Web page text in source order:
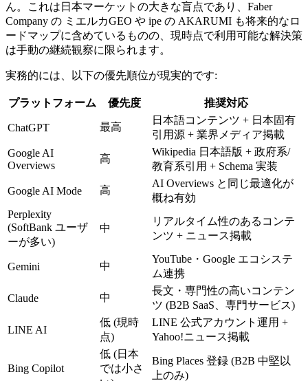
ん。これは日本マーケットの大きな盲点であり、Faber
Company の ミエルカGEO や ipe の AKARUMI も将来的なロ
ードマップに含めているものの、現時点で利用可能な解決策
は手動の継続観察に限られます。
実務的には、以下の優先順位が現実的です:
プラットフォーム 優先度 推奨対応
ChatGPT 最高
日本語コンテンツ + 日本固有
引用源 + 業界メディア掲載
Google AI
Overviews
高
Wikipedia 日本語版 + 政府系/
教育系引用 + Schema 実装
Google AI Mode 高
AI Overviews と同じ最適化が
概ね有効
Perplexity
(SoftBank ユーザ
ーが多い)
中
リアルタイム性のあるコンテ
ンツ + ニュース掲載
Gemini 中
YouTube・Google エコシステ
ム連携
Claude 中
長文・専門性の高いコンテン
ツ (B2B SaaS、専門サービス)
LINE AI
低 (現時
点)
LINE 公式アカウント運用 +
Yahoo!ニュース掲載
Bing Copilot
低 (日本
では小さ
Bing Places 登録 (B2B 中堅以
上のみ)